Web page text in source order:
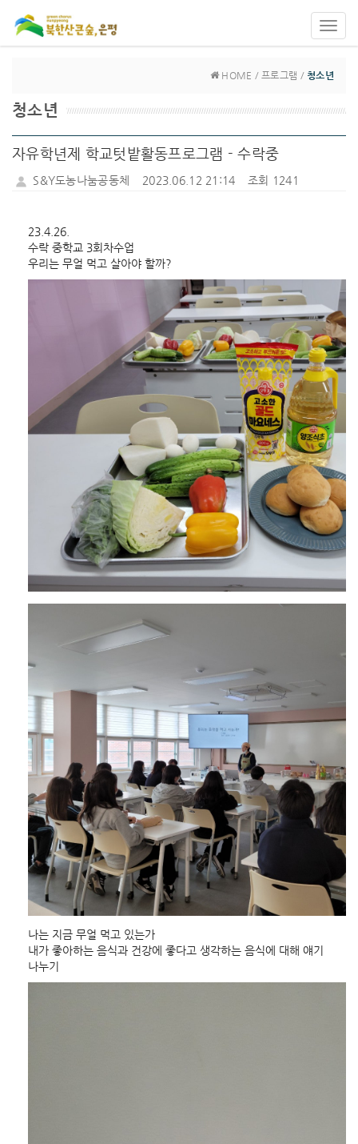
HOME / 프로그램 / 청소년
청소년
자유학년제 학교텃밭활동프로그램 - 수락중
S&Y도농나눔공동체 2023.06.12 21:14 조회 1241
23.4.26.
수락 중학교 3회차수업
우리는 무얼 먹고 살아야 할까?
나는 지금 무얼 먹고 있는가
내가 좋아하는 음식과 건강에 좋다고 생각하는 음식에 대해 얘기
나누기